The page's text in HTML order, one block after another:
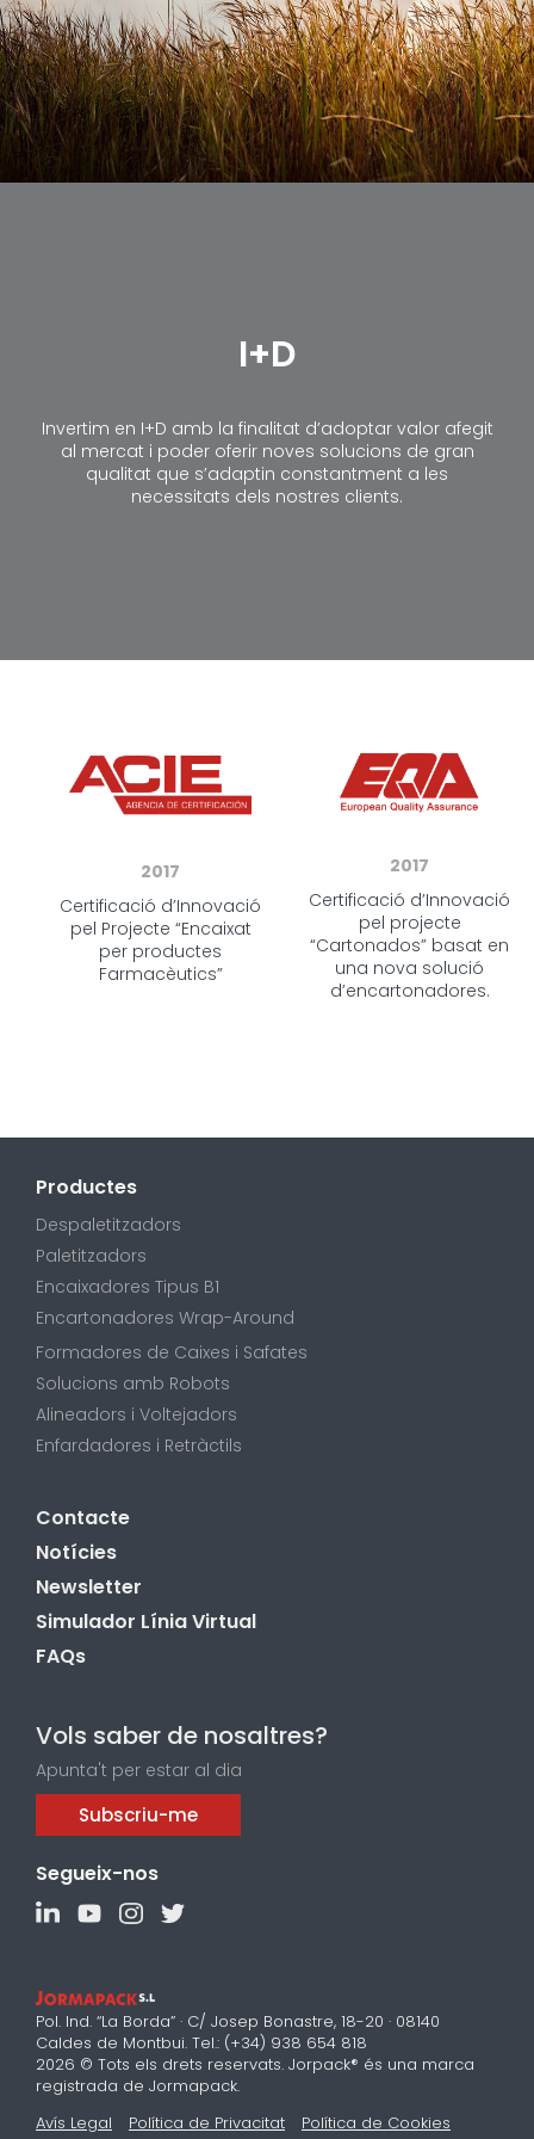
I+D
Invertim en I+D amb la finalitat d’adoptar valor afegit
al mercat i poder oferir noves solucions de gran
qualitat que s’adaptin constantment a les
necessitats dels nostres clients.
2017
Certificació d’Innovació
pel Projecte “Encaixat
per productes
Farmacèutics”
2017
Certificació d’Innovació
pel projecte
“Cartonados” basat en
una nova solució
d’encartonadores.
Productes
Despaletitzadors
Paletitzadors
Encaixadores Tipus B1
Encartonadores Wrap-Around
Formadores de Caixes i Safates
Solucions amb Robots
Alineadors i Voltejadors
Enfardadores i Retràctils
Contacte
Notícies
Newsletter
Simulador Línia Virtual
FAQs
Vols saber de nosaltres?
Apunta't per estar al dia
Subscriu-me
Segueix-nos
Pol. Ind. “La Borda” · C/ Josep Bonastre, 18-20 · 08140
Caldes de Montbui. Tel.: (+34) 938 654 818
2026 © Tots els drets reservats. Jorpack® és una marca
registrada de Jormapack.
Avís Legal
Política de Privacitat Política de Cookies